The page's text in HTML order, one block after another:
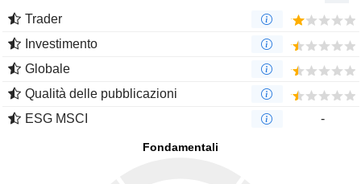
Trader
Investimento
Globale
Qualità delle pubblicazioni
ESG MSCI
-